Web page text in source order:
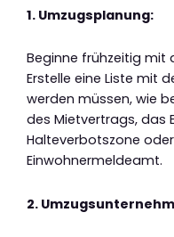
1. Umzugsplanung:
Beginne frühzeitig mit
Erstelle eine Liste mit
werden müssen, wie
des Mietvertrags, das
Halteverbotszone
Einwohnermeldeamt.
2.